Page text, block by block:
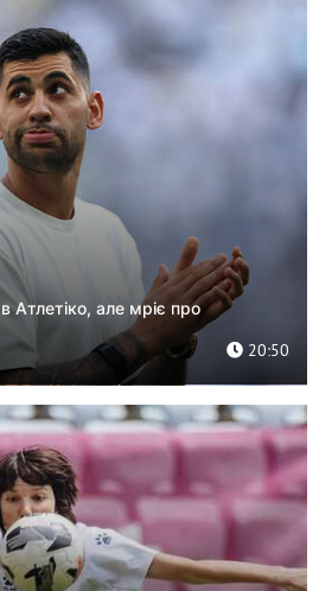
Атлетіко, але мріє про
20:50